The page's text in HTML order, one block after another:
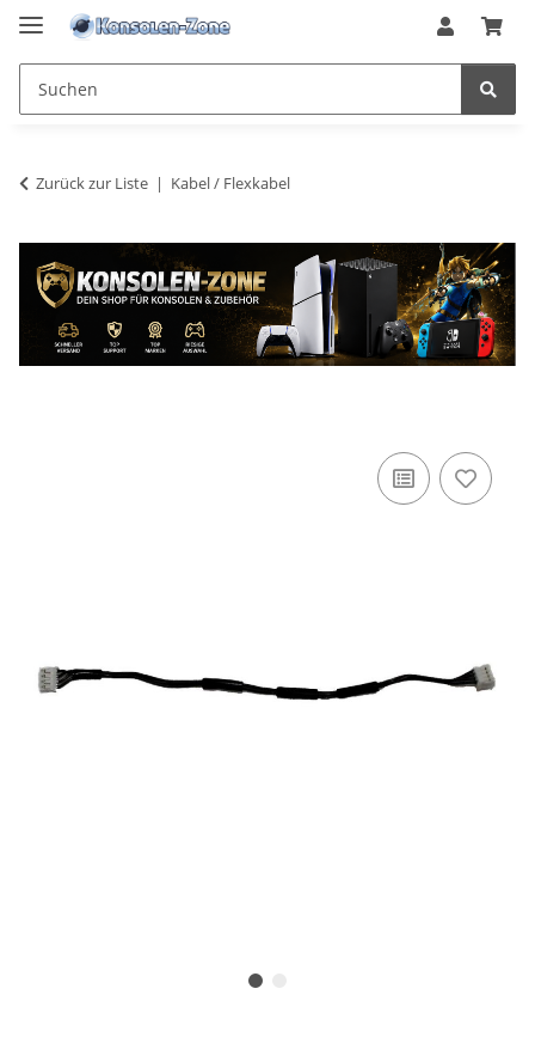
Zurück zur Liste Kabel / Flexkabel